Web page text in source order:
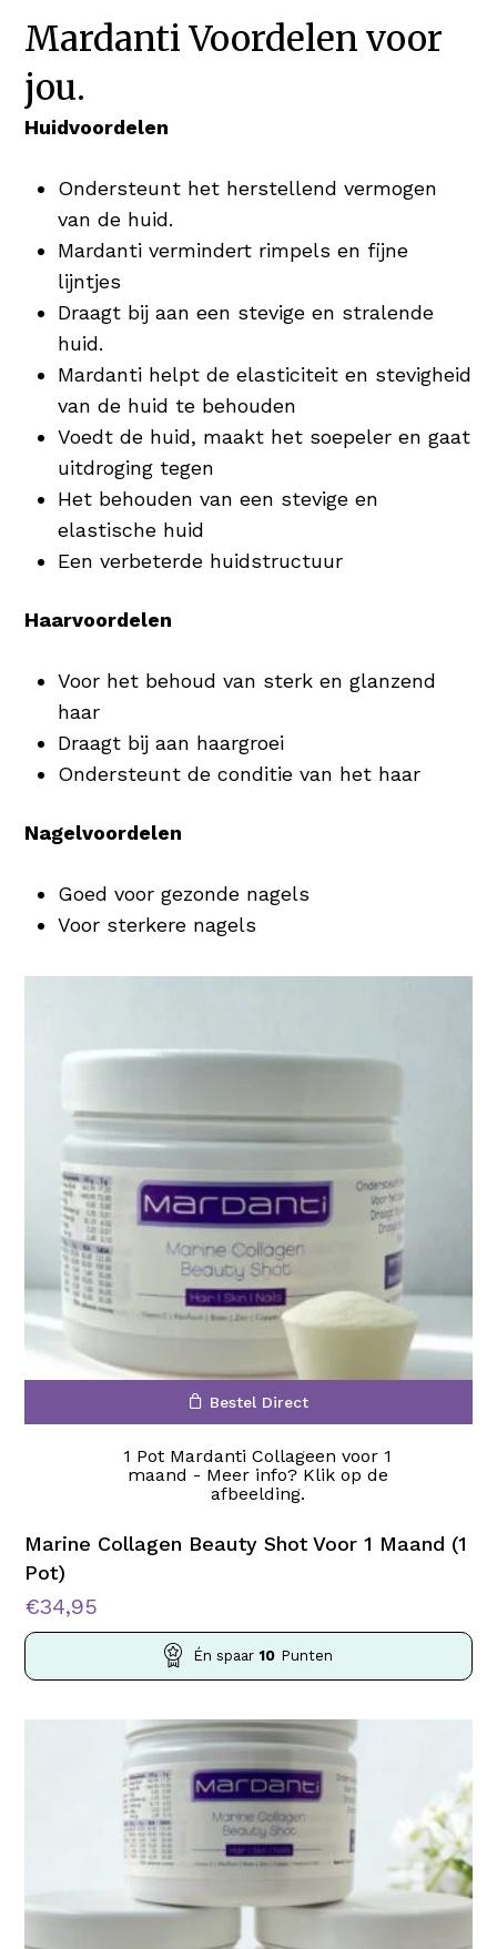
Mardanti Voordelen voor
jou.
Huidvoordelen
Ondersteunt het herstellend vermogen
van de huid.
Mardanti vermindert rimpels en fijne
lijntjes
Draagt bij aan een stevige en stralende
huid.
Mardanti helpt de elasticiteit en stevigheid
van de huid te behouden
Voedt de huid, maakt het soepeler en gaat
uitdroging tegen
Het behouden van een stevige en
elastische huid
Een verbeterde huidstructuur
Haarvoordelen
Voor het behoud van sterk en glanzend
haar
Draagt bij aan haargroei
Ondersteunt de conditie van het haar
Nagelvoordelen
Goed voor gezonde nagels
Voor sterkere nagels
Bestel Direct
1 Pot Mardanti Collageen voor 1
maand - Meer info? Klik op de
afbeelding.
Marine Collagen Beauty Shot Voor 1 Maand (1
Pot)
€34,95
Én spaar 10 Punten